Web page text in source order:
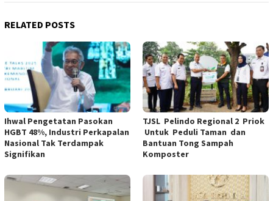
RELATED POSTS
Ihwal Pengetatan Pasokan
HGBT 48%, Industri Perkapalan
Nasional Tak Terdampak
Signifikan
TJSL Pelindo Regional 2 Priok
Untuk Peduli Taman dan
Bantuan Tong Sampah
Komposter